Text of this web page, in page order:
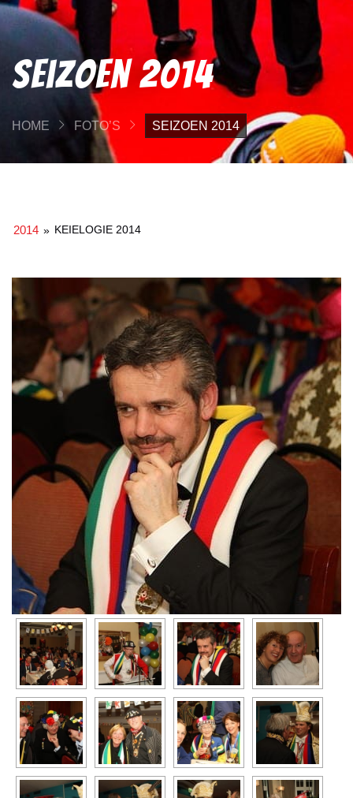
Seizoen 2014
HOME FOTO’S SEIZOEN 2014
2014 » KEIELOGIE 2014